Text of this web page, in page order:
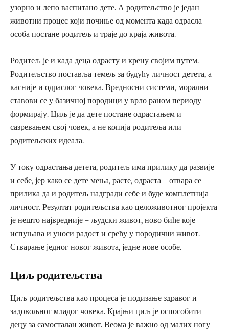
узорно и лепо васпитано дете. А родитељство је један
животни процес који почиње од момента када одрасла
особа постане родитељ и траје до краја живота.
Родитељ је и када деца одрасту и крену својим путем.
Родитељство поставља темељ за будућу личност детета, а
касније и одраслог човека. Вредносни системи, морални
ставови се у базичној породици у врло раном периоду
формирају. Циљ је да дете постане одрастањем и
сазревањем свој човек, а не копија родитеља или
родитељских идеала.
У току одрастања детета, родитељ има прилику да развије
и себе, јер како се дете мења, расте, одраста – отвара се
прилика да и родитељ надгради себе и буде комплетнија
личност. Резултат родитељства као целоживотног пројекта
је нешто највредније – људски живот, ново биће које
испуњава и уноси радост и срећу у породични живот.
Стварање једног новог живота, једне нове особе.
Циљ родитељства
Циљ родитељства као процеса је подизање здравог и
задовољног младог човека. Крајњи циљ је оспособити
децу за самосталан живот. Веома је важно од малих ногу